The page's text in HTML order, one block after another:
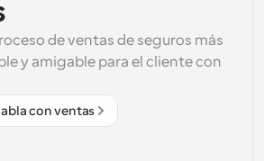
de ventas de seguros más
y amigable para el cliente con
con ventas